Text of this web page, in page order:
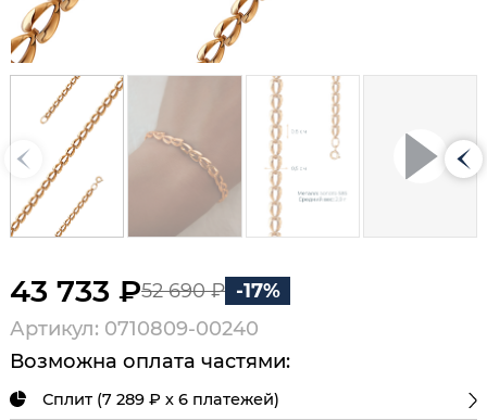
43 733 ₽52 690 ₽ -17%
Артикул: 0710809-00240
Возможна оплата частями:
Сплит (7 289 ₽ х 6 платежей)